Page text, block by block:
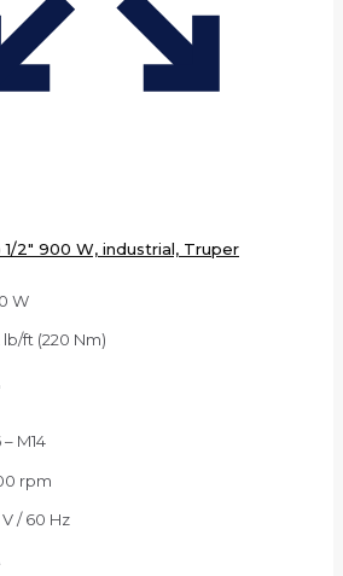
2″ 900 W, industrial, Truper
W
lb/ft (220 Nm)
– M14
rpm
V / 60 Hz